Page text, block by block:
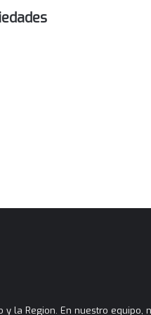
la Region. En nuestro equipo,